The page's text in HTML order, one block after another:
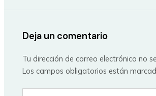
Deja un comentario
Tu dirección de correo electrónico no
Los campos obligatorios están